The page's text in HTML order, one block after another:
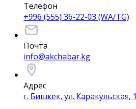
Телефон
+996 (555) 36-22-03 (WA/TG)
Почта
info@akchabar.kg
Адрес
г. Бишкек, ул. Каракульская, 1